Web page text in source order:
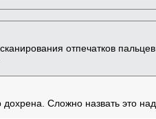
отпечатков
Сложно назвать это